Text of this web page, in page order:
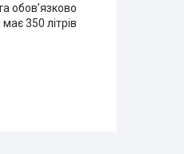
обов’язково
350 літрів